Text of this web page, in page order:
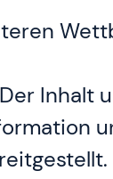
Inhalt